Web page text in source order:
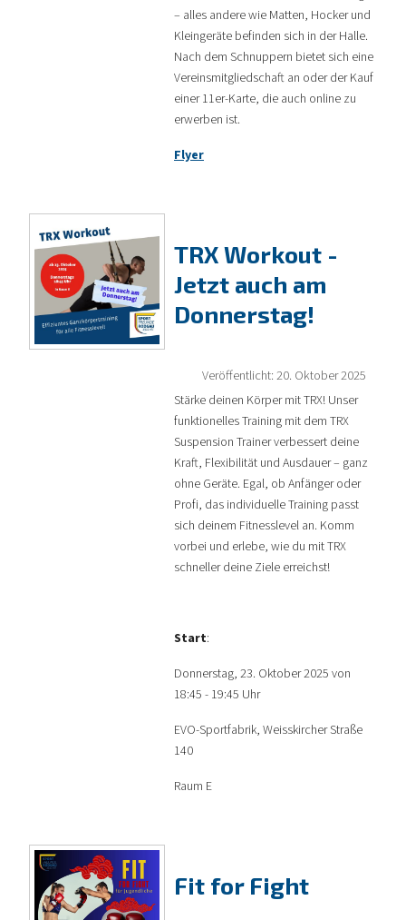
– alles andere wie Matten, Hocker und
Kleingeräte befinden sich in der Halle.
Nach dem Schnuppern bietet sich eine
Vereinsmitgliedschaft an oder der Kauf
einer 11er-Karte, die auch online zu
erwerben ist.
Flyer
TRX Workout -
Jetzt auch am
Donnerstag!
Veröffentlicht: 20. Oktober 2025
Stärke deinen Körper mit TRX! Unser
funktionelles Training mit dem TRX
Suspension Trainer verbessert deine
Kraft, Flexibilität und Ausdauer – ganz
ohne Geräte. Egal, ob Anfänger oder
Profi, das individuelle Training passt
sich deinem Fitnesslevel an. Komm
vorbei und erlebe, wie du mit TRX
schneller deine Ziele erreichst!
Start:
Donnerstag, 23. Oktober 2025 von
18:45 - 19:45 Uhr
EVO-Sportfabrik, Weisskircher Straße
140
Raum E
Fit for Fight